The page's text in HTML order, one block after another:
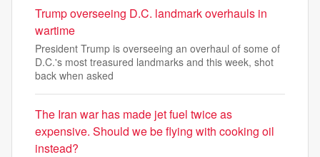
Trump overseeing D.C. landmark overhauls in
wartime
President Trump is overseeing an overhaul of some of
D.C.'s most treasured landmarks and this week, shot
back when asked
The Iran war has made jet fuel twice as
expensive. Should we be flying with cooking oil
instead?